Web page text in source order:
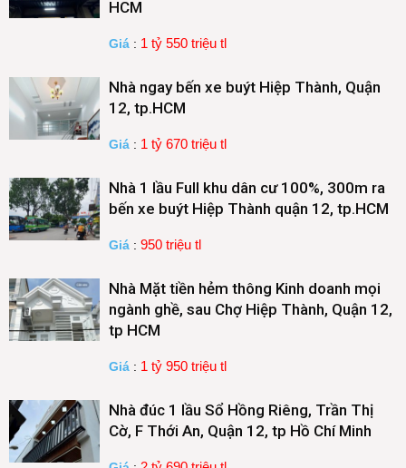
HCM
Giá : 1 tỷ 550 triệu tl
Nhà ngay bến xe buýt Hiệp Thành, Quận
12, tp.HCM
Giá : 1 tỷ 670 triệu tl
Nhà 1 lầu Full khu dân cư 100%, 300m ra
bến xe buýt Hiệp Thành quận 12, tp.HCM
Giá : 950 triệu tl
Nhà Mặt tiền hẻm thông Kinh doanh mọi
ngành ghề, sau Chợ Hiệp Thành, Quận 12,
tp HCM
Giá : 1 tỷ 950 triệu tl
Nhà đúc 1 lầu Sổ Hồng Riêng, Trần Thị
Cờ, F Thới An, Quận 12, tp Hồ Chí Minh